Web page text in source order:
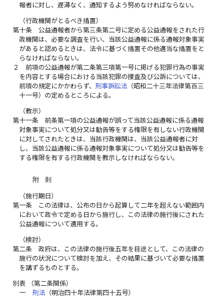
報者に対し、遅滞なく、通知するよう努めなければならない。
（行政機関がとるべき措置）
第十条
公益通報者から第三条第二号に定める公益通報をされた行
政機関は、必要な調査を行い、当該公益通報に係る通報対象事実
があると認めるときは、法令に基づく措置その他適当な措置をと
らなければならない。
２
前項の公益通報が第二条第三項第一号に掲げる犯罪行為の事実
を内容とする場合における当該犯罪の捜査及び公訴については、
前項の規定にかかわらず、刑事訴訟法 （昭和二十三年法律第百三
十一号）の定めるところによる。
（教示）
第十一条
前条第一項の公益通報が誤って当該公益通報に係る通報
対象事実について処分又は勧告等をする権限を有しない行政機関
に対してされたときは、当該行政機関は、当該公益通報者に対
し、当該公益通報に係る通報対象事実について処分又は勧告等を
する権限を有する行政機関を教示しなければならない。
附 則
（施行期日）
第一条
この法律は、公布の日から起算して二年を超えない範囲内
において政令で定める日から施行し、この法律の施行後にされた
公益通報について適用する。
（検討）
第二条
政府は、この法律の施行後五年を目途として、この法律の
施行の状況について検討を加え、その結果に基づいて必要な措置
を講ずるものとする。
別表
（第二条関係）
一
刑法（明治四十年法律第四十五号）